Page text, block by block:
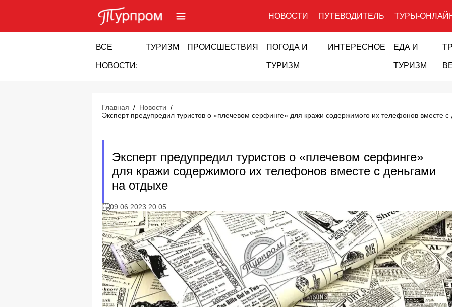
НОВОСТИ ПУТЕВОДИТЕЛЬ ТУРЫ-
ВСЕ
НОВОСТИ:
ТУРИЗМ ПРОИСШЕСТВИЯ ПОГОДА И
ТУРИЗМ
ИНТЕРЕСНОЕ ЕДА И
ТУРИЗМ
Главная / Новости /
Эксперт предупредил туристов о «плечевом серфинге» для кражи содержимого их телефонов вместе с
Эксперт предупредил туристов о «плечевом серфинге»
для кражи содержимого их телефонов вместе с деньгами
на отдыхе
09.06.2023 20:05